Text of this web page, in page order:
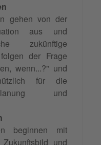
gehen von der
aus und
zukünftige
der Frage
wenn...?" und
für die
und
beginnen mit
und